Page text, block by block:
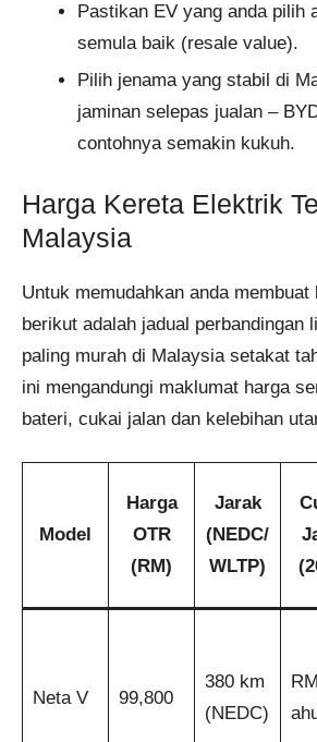
Pastikan EV yang anda pilih
semula baik (resale value).
Pilih jenama yang stabil di
jaminan selepas jualan –
contohnya semakin kukuh.
Harga Kereta Elektrik
Malaysia
Untuk memudahkan anda membuat
berikut adalah jadual perbandingan
paling murah di Malaysia setakat
ini mengandungi maklumat harga
bateri, cukai jalan dan kelebihan
Model
Harga
OTR
(RM)
Jarak
(NEDC/
WLTP)
Neta V 99,800
380 km
(NEDC)